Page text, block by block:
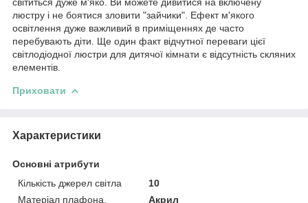
люстру і не боятися зловити "зайчики". Ефект м'якого
освітлення дуже важливий в приміщеннях де часто
перебувають діти. Ще один факт відчутної переваги цієї
світлодіодної люстри для дитячої кімнати є відсутність скляних
елементів.
Приховати
Характеристики
Основні атрибути
Кількість джерел світла
10
Матеріал плафона,
Акрил